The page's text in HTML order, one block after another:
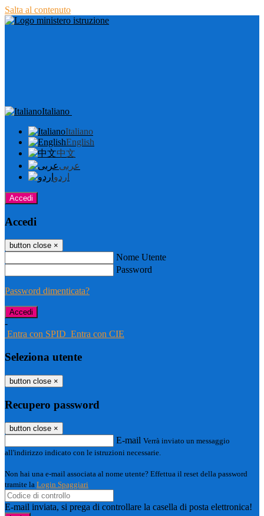
Salta al contenuto
Italiano
Italiano
English
中文
عربى
اردو
Accedi
Accedi
button close ×
Nome Utente
Password
Password dimenticata?
-
Entra con SPID Entra con CIE
Seleziona utente
button close ×
Recupero password
button close ×
E-mail Verrà inviato un messaggio
all'indirizzo indicato con le istruzioni necessarie.
Non hai una e-mail associata al nome utente? Effettua il reset della password
tramite la Login Spaggiari
E-mail inviata, si prega di controllare la casella di posta elettronica!